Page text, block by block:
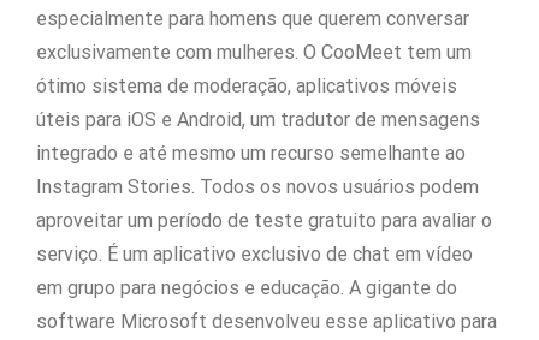
especialmente para homens que querem conversar
exclusivamente com mulheres. O CooMeet tem um
ótimo sistema de moderação, aplicativos móveis
úteis para iOS e Android, um tradutor de mensagens
integrado e até mesmo um recurso semelhante ao
Instagram Stories. Todos os novos usuários podem
aproveitar um período de teste gratuito para avaliar o
serviço. É um aplicativo exclusivo de chat em vídeo
em grupo para negócios e educação. A gigante do
software Microsoft desenvolveu esse aplicativo para